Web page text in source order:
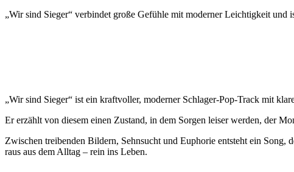
„Wir sind Sieger“ verbindet große Gefühle mit moderner Leichtigkeit und
„Wir sind Sieger“ ist ein kraftvoller, moderner Schlager-Pop-Track mit
Er erzählt von diesem einen Zustand, in dem Sorgen leiser werden, der
Zwischen treibenden Bildern, Sehnsucht und Euphorie entsteht ein Song,
raus aus dem Alltag – rein ins Leben.